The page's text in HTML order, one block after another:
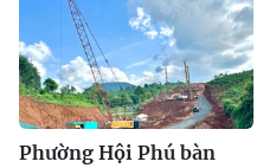
Phường Hội Phú bàn